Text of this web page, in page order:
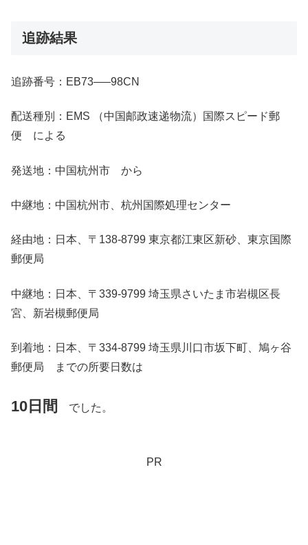
追跡結果
追跡番号：EB73—–98CN
配送種別：EMS （中国邮政速递物流）国際スピード郵
便 による
発送地：中国杭州市 から
中継地：中国杭州市、杭州国際処理センター
経由地：日本、〒138-8799 東京都江東区新砂、東京国際
郵便局
中継地：日本、〒339-9799 埼玉県さいたま市岩槻区長
宮、新岩槻郵便局
到着地：日本、〒334-8799 埼玉県川口市坂下町、鳩ヶ谷
郵便局 までの所要日数は
10日間 でした。
PR